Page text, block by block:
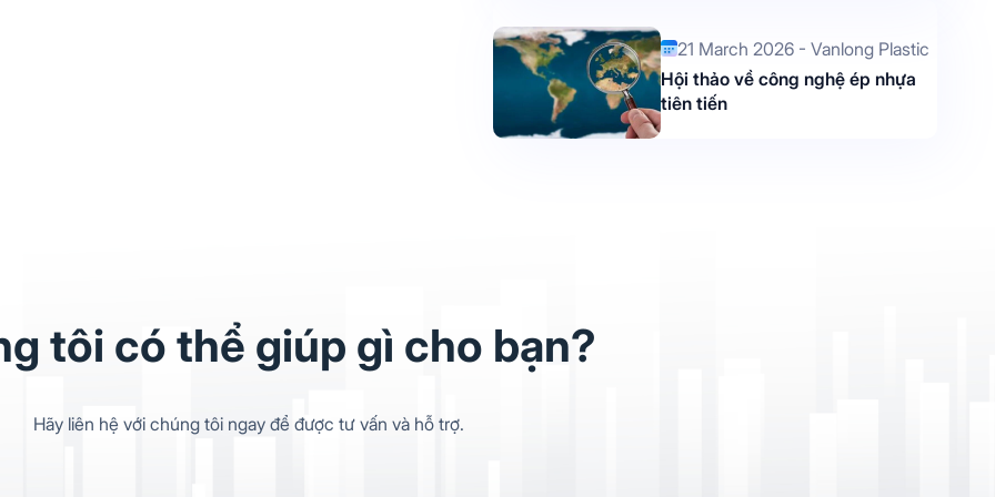
21 March 2026 - Vanlong Plastic
Hội thảo về công nghệ ép nhựa
tiên tiến
tôi có thể giúp gì cho bạn?
Hãy liên hệ với chúng tôi ngay để được tư vấn và hỗ trợ.